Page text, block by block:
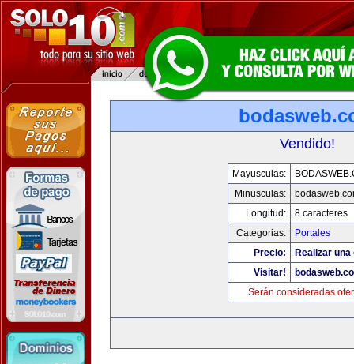
Vendido!
Mayusculas:
Minusculas:
Longitud:
8 caracteres
Categorias:
Portales
Precio:
Realizar
Visitar!
Serán consideradas